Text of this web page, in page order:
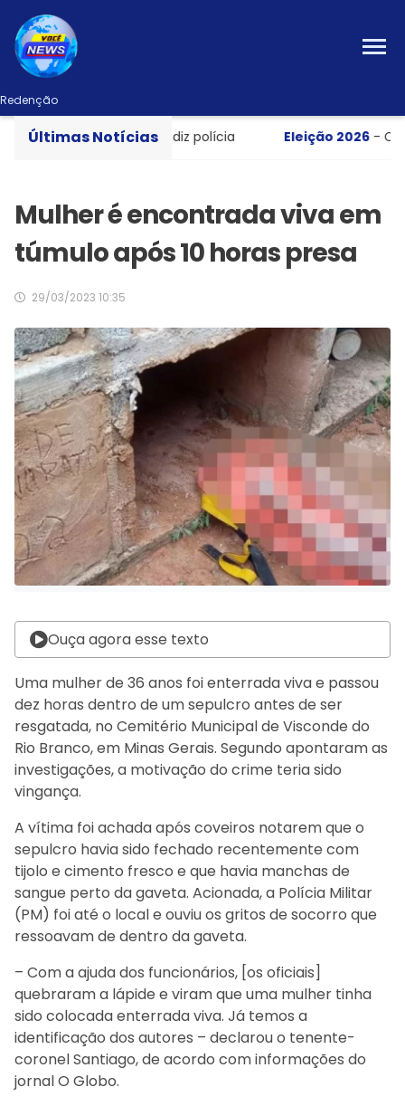
Redenção
Últimas Notícias
em apartamento, diz polícia Eleição 2026-
Mulher é encontrada viva em
túmulo após 10 horas presa
29/03/2023 10:35
Ouça agora esse texto
Uma mulher de 36 anos foi enterrada viva e passou
dez horas dentro de um sepulcro antes de ser
resgatada, no Cemitério Municipal de Visconde do
Rio Branco, em Minas Gerais. Segundo apontaram as
investigações, a motivação do crime teria sido
vingança.
A vítima foi achada após coveiros notarem que o
sepulcro havia sido fechado recentemente com
tijolo e cimento fresco e que havia manchas de
sangue perto da gaveta. Acionada, a Polícia Militar
(PM) foi até o local e ouviu os gritos de socorro que
ressoavam de dentro da gaveta.
– Com a ajuda dos funcionários, [os oficiais]
quebraram a lápide e viram que uma mulher tinha
sido colocada enterrada viva. Já temos a
identificação dos autores – declarou o tenente-
coronel Santiago, de acordo com informações do
jornal O Globo.